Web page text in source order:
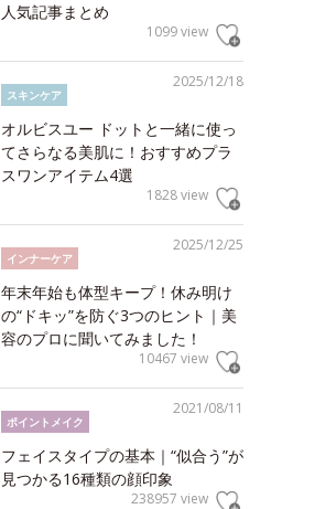
人気記事まとめ
1099 view
2025/12/18
スキンケア
オルビスユー ドットと一緒に使っ
てさらなる美肌に！おすすめプラ
スワンアイテム4選
1828 view
2025/12/25
インナーケア
年末年始も体型キープ！休み明け
の“ドキッ”を防ぐ3つのヒント｜美
容のプロに聞いてみました！
10467 view
2021/08/11
ポイントメイク
フェイスタイプの基本｜“似合う”が
見つかる16種類の顔印象
238957 view